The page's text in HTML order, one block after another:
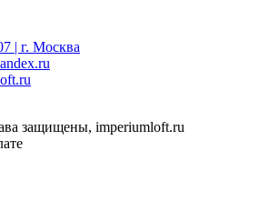
| г. Москва
защищены, imperiumloft.ru